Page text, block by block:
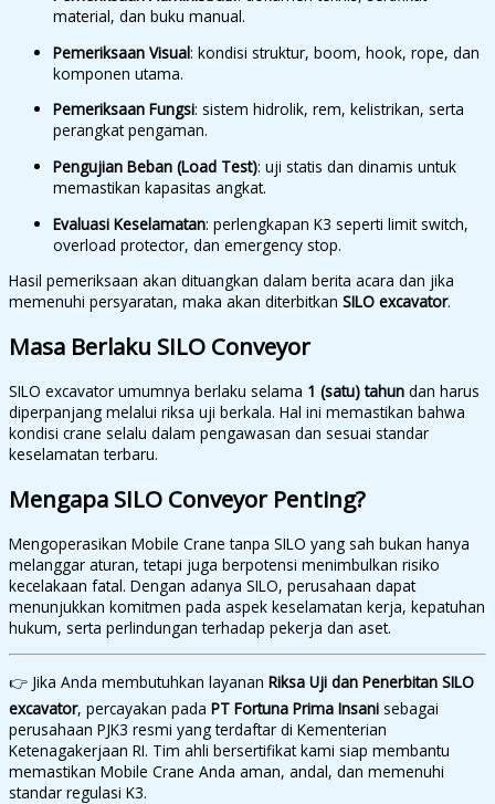
material, dan buku manual.
Pemeriksaan Visual: kondisi struktur, boom, hook, rope, dan
komponen utama.
Pemeriksaan Fungsi: sistem hidrolik, rem, kelistrikan, serta
perangkat pengaman.
Pengujian Beban (Load Test): uji statis dan dinamis untuk
memastikan kapasitas angkat.
Evaluasi Keselamatan: perlengkapan K3 seperti limit switch,
overload protector, dan emergency stop.
Hasil pemeriksaan akan dituangkan dalam berita acara dan jika
memenuhi persyaratan, maka akan diterbitkan SILO excavator.
Masa Berlaku SILO Conveyor
SILO excavator umumnya berlaku selama 1 (satu) tahun dan harus
diperpanjang melalui riksa uji berkala. Hal ini memastikan bahwa
kondisi crane selalu dalam pengawasan dan sesuai standar
keselamatan terbaru.
Mengapa SILO Conveyor Penting?
Mengoperasikan Mobile Crane tanpa SILO yang sah bukan hanya
melanggar aturan, tetapi juga berpotensi menimbulkan risiko
kecelakaan fatal. Dengan adanya SILO, perusahaan dapat
menunjukkan komitmen pada aspek keselamatan kerja, kepatuhan
hukum, serta perlindungan terhadap pekerja dan aset.
👉 Jika Anda membutuhkan layanan Riksa Uji dan Penerbitan SILO
excavator, percayakan pada PT Fortuna Prima Insani sebagai
perusahaan PJK3 resmi yang terdaftar di Kementerian
Ketenagakerjaan RI. Tim ahli bersertifikat kami siap membantu
memastikan Mobile Crane Anda aman, andal, dan memenuhi
standar regulasi K3.